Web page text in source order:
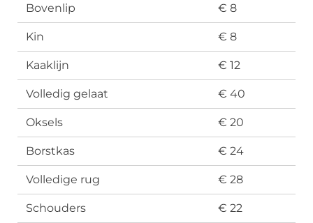
Bovenlip € 8
Kin € 8
Kaaklijn € 12
Volledig gelaat € 40
Oksels € 20
Borstkas € 24
Volledige rug € 28
Schouders € 22